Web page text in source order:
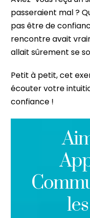
passeraient mal ?
pas être de
rencontre avait
allait sûrement se
Petit à petit, cet
écouter votre
confiance !